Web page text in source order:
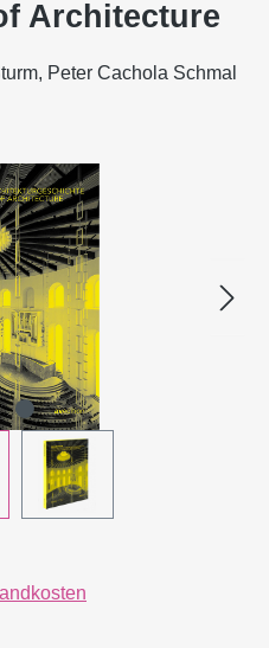
Architecture
Peter Cachola Schmal